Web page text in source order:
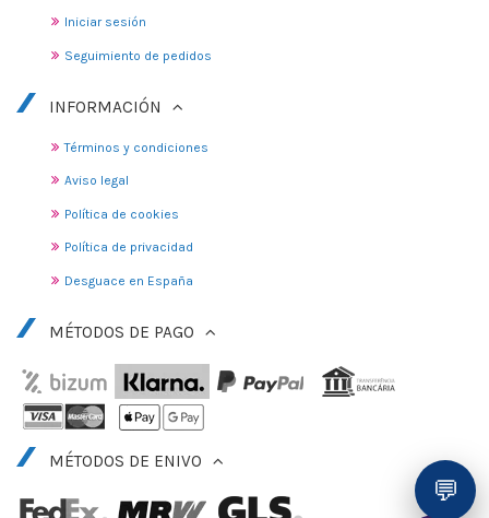
Iniciar sesión
Seguimiento de pedidos
INFORMACIÓN
Términos y condiciones
Aviso legal
Política de cookies
Política de privacidad
Desguace en España
MÉTODOS DE PAGO
MÉTODOS DE ENIVO
💬